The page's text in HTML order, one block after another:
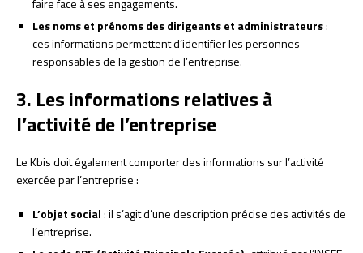
faire face à ses engagements.
Les noms et prénoms des dirigeants et administrateurs:
ces informations permettent d’identifier les personnes
responsables de la gestion de l’entreprise.
3. Les informations relatives à
l’activité de l’entreprise
Le Kbis doit également comporter des informations sur l’activité
exercée par l’entreprise :
L’objet social: il s’agit d’une description précise des activités de
l’entreprise.